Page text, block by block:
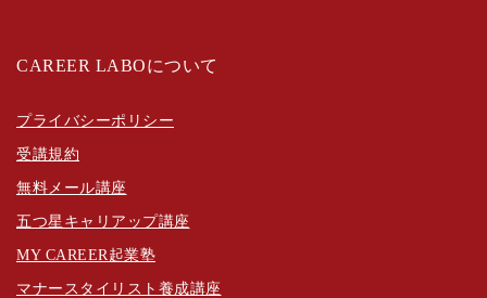
CAREER LABOについて
プライバシーポリシー
受講規約
無料メール講座
五つ星キャリアップ講座
MY CAREER起業塾
マナースタイリスト養成講座